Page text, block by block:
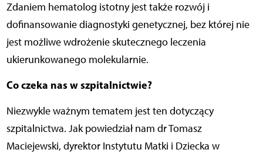
Zdaniem hematolog istotny jest także rozwój i
dofinansowanie diagnostyki genetycznej, bez której nie
jest możliwe wdrożenie skutecznego leczenia
ukierunkowanego molekularnie.
Co czeka nas w szpitalnictwie?
Niezwykle ważnym tematem jest ten dotyczący
szpitalnictwa. Jak powiedział nam dr Tomasz
Maciejewski, dyrektor Instytutu Matki i Dziecka w